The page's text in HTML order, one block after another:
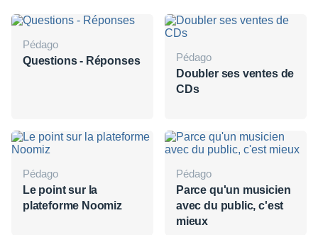
Pédago
Questions - Réponses
Pédago
Doubler ses ventes de
CDs
Pédago
Le point sur la
plateforme Noomiz
Pédago
Parce qu'un musicien
avec du public, c'est
mieux